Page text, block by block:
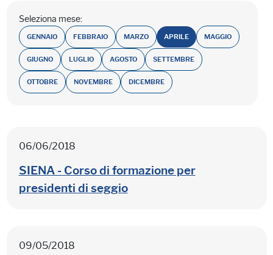
Seleziona mese:
GENNAIO FEBBRAIO MARZO APRILE MAGGIO
GIUGNO LUGLIO AGOSTO SETTEMBRE
OTTOBRE NOVEMBRE DICEMBRE
06/06/2018
SIENA - Corso di formazione per
presidenti di seggio
09/05/2018